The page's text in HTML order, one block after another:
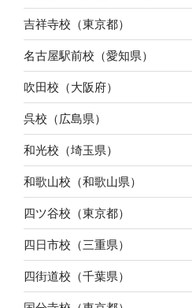
吉祥寺校（東京都）
名古屋駅前校（愛知県）
吹田校（大阪府）
呉校（広島県）
和光校（埼玉県）
和歌山校（和歌山県）
四ツ谷校（東京都）
四日市校（三重県）
四街道校（千葉県）